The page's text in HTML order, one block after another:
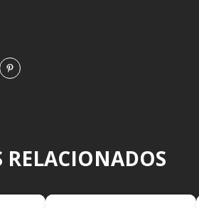
RELACIONADOS